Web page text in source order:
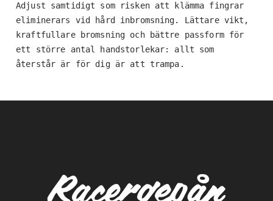
Adjust samtidigt som risken att klämma fingrar
eliminerars vid hård inbromsning. Lättare vikt,
kraftfullare bromsning och bättre passform för
ett större antal handstorlekar: allt som
återstår är för dig är att trampa.